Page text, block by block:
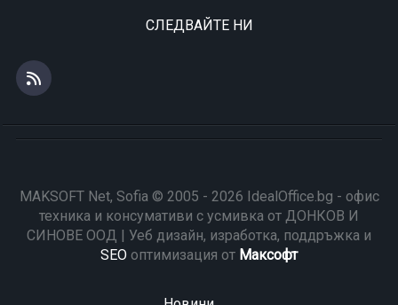
СЛЕДВАЙТЕ НИ
MAKSOFT Net, Sofia © 2005 - 2026 IdealOffice.bg - офис
техника и консумативи с усмивка от ДОНКОВ И
СИНОВЕ ООД | Уеб дизайн, изработка, поддръжка и
SEO оптимизация от Максофт